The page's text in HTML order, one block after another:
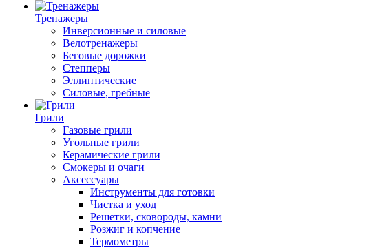
Тренажеры
Инверсионные и силовые
Велотренажеры
Беговые дорожки
Степперы
Эллиптические
Силовые, гребные
Грили
Газовые грили
Угольные грили
Керамические грили
Смокеры и очаги
Аксессуары
Инструменты для готовки
Чистка и уход
Решетки, сковороды, камни
Розжиг и копчение
Термометры